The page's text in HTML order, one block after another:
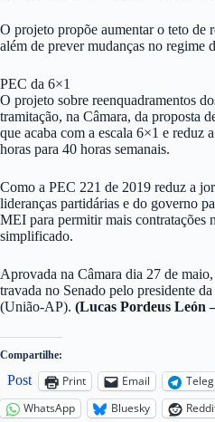
O projeto propõe aumentar o teto
além de prever mudanças no regime
PEC da 6×1
O projeto sobre reenquadramentos
tramitação, na Câmara, da proposta
que acaba com a escala 6×1 e reduz
horas para 40 horas semanais.
Como a PEC 221 de 2019 reduz a
lideranças partidárias e do governo
MEI para permitir mais contratações
simplificado.
Aprovada na Câmara dia 27 de
travada no Senado pelo presidente
(União-AP). (Lucas Pordeus León
Compartilhe:
Post Print Email
WhatsApp
Bluesky